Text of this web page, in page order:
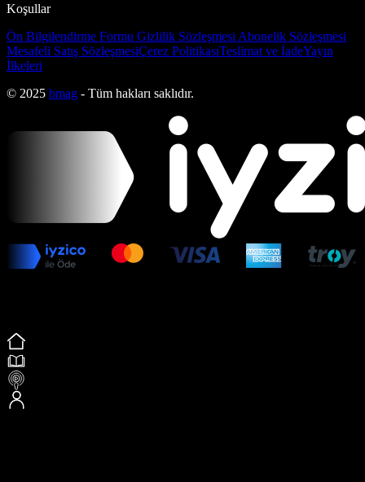
Koşullar
Ön Bilgilendirme Formu Gizlilik Sözleşmesi Abonelik Sözleşmesi
Mesafeli Satış SözleşmesiÇerez PolitikasıTeslimat ve İadeYayın
İlkeleri
© 2025 bmag - Tüm hakları saklıdır.